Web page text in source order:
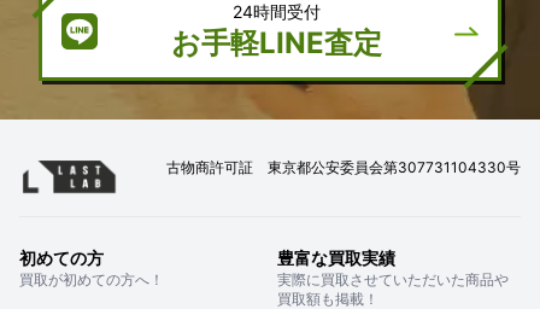
24時間受付
お手軽LINE査定
古物商許可証 東京都公安委員会第307731104330号
初めての方
買取が初めての方へ！
豊富な買取実績
実際に買取させていただいた商品や
買取額も掲載！